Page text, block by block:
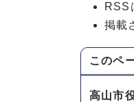
RSS
掲載
このペ
高山市